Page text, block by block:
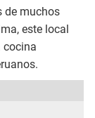
de muchos
este local
cocina